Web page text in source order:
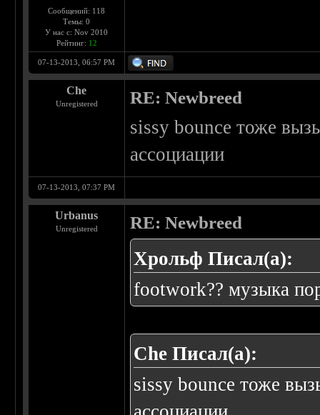
Сообщений: 118
Темы: 0
У нас с: Nov 2010
Рейтинг: 12
07-13-2013, 06:57 PM
Che
Unregistered RE: Newbreed
sissy bounce тоже
ассоциации
07-13-2013, 07:37 PM
Urbanus
Unregistered RE: Newbreed
Хрольф Писал(а):
footwork?? музыка
Che Писал(а):
sissy bounce тоже